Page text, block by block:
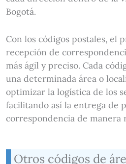
Bogotá.
Con los códigos postales, el
recepción de
más ágil y preciso. Cada
una determinada área o
optimizar la logística de los
facilitando así la entrega de
correspondencia de manera
Otros códigos de